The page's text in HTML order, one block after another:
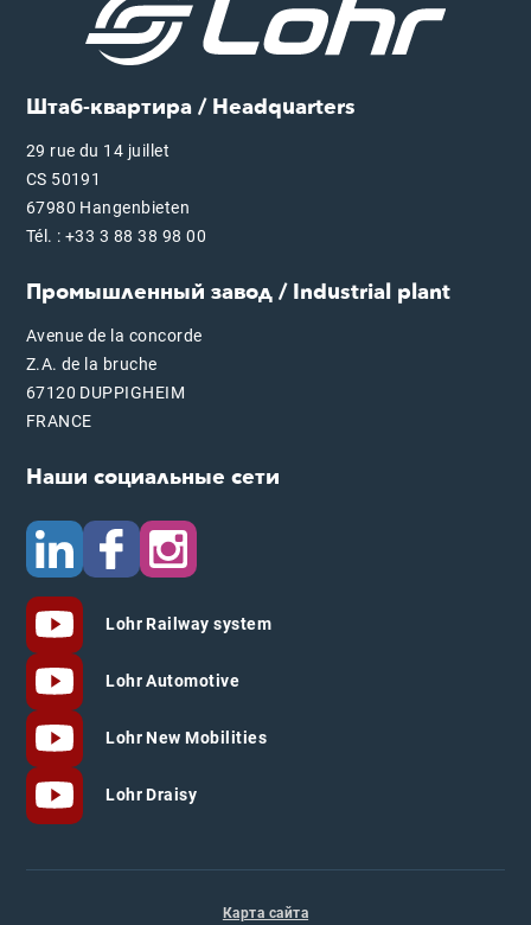
Штаб-квартира / Headquarters
29 rue du 14 juillet
CS 50191
67980 Hangenbieten
Tél. : +33 3 88 38 98 00
Промышленный завод / Industrial plant
Avenue de la concorde
Z.A. de la bruche
67120 DUPPIGHEIM
FRANCE
Наши социальные сети
Lohr Railway system
Lohr Automotive
Lohr New Mobilities
Lohr Draisy
Карта сайта